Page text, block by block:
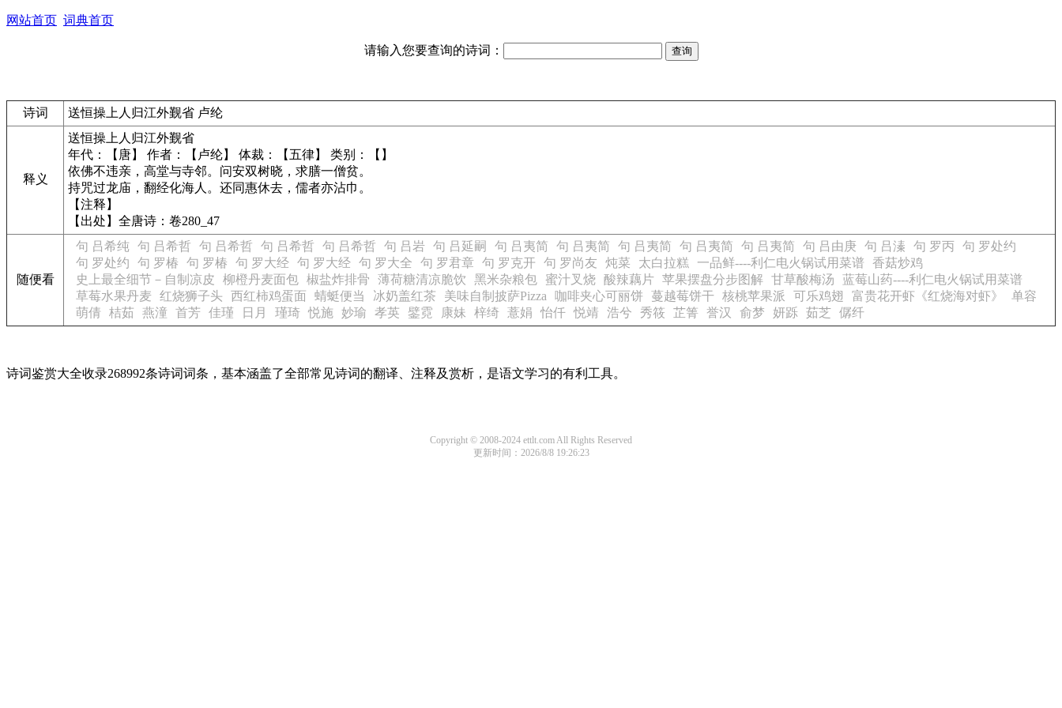
网站首页 词典首页
请输入您要查询的诗词：
诗词 送恒操上人归江外觐省 卢纶
释义
送恒操上人归江外觐省
年代：【唐】 作者：【卢纶】 体裁：【五律】 类别：【】
依佛不违亲，高堂与寺邻。问安双树晓，求膳一僧贫。
持咒过龙庙，翻经化海人。还同惠休去，儒者亦沾巾。
【注释】
【出处】全唐诗：卷280_47
随便看
句 吕希纯 句 吕希哲 句 吕希哲 句 吕希哲 句 吕希哲 句 吕岩 句 吕延嗣 句 吕夷简 句 吕夷简 句 吕夷简 句 吕夷简 句 吕夷简 句 吕由庚 句 吕溱 句 罗丙 句 罗处约
句 罗处约
句 罗椿 句 罗椿 句 罗大经 句 罗大经 句 罗大全 句 罗君章 句 罗克开 句 罗尚友 炖菜 太白拉糕 一品鲜----利仁电火锅试用菜谱
香菇炒鸡
史上最全细节－自制凉皮
柳橙丹麦面包 椒盐炸排骨 薄荷糖清凉脆饮 黑米杂粮包 蜜汁叉烧 酸辣藕片 苹果摆盘分步图解 甘草酸梅汤
蓝莓山药----利仁电火锅试用菜谱
草莓水果丹麦 红烧狮子头 西红柿鸡蛋面 蜻蜓便当 冰奶盖红茶 美味自制披萨Pizza 咖啡夹心可丽饼 蔓越莓饼干 核桃苹果派 可乐鸡翅 富贵花开虾《红烧海对虾》
单容
萌倩
桔茹 燕潼 首芳 佳瑾 日月 瑾琦 悦施 妙瑜 孝英 鐾霓 康妹 梓绮 薏娟 怡仟 悦靖 浩兮 秀筱 芷箐 誉汉 俞梦 妍跞 茹芝 僝纤
诗词鉴赏大全收录268992条诗词词条，基本涵盖了全部常见诗词的翻译、注释及赏析，是语文学习的有利工具。
Copyright © 2008-2024 ettlt.com All Rights Reserved
更新时间：2026/8/8 19:26:23